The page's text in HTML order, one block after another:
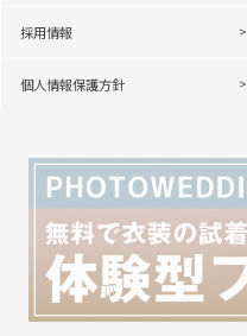
採用情報
個人情報保護方針